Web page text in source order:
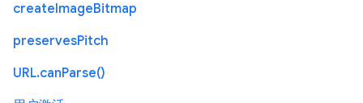
createImageBitmap
preservesPitch
URL.canParse()